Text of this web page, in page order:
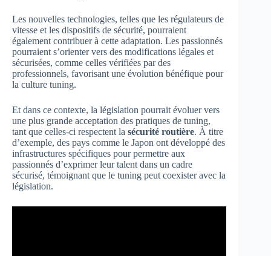
Les nouvelles technologies, telles que les régulateurs de
vitesse et les dispositifs de sécurité, pourraient
également contribuer à cette adaptation. Les passionnés
pourraient s’orienter vers des modifications légales et
sécurisées, comme celles vérifiées par des
professionnels, favorisant une évolution bénéfique pour
la culture tuning.
Et dans ce contexte, la législation pourrait évoluer vers
une plus grande acceptation des pratiques de tuning,
tant que celles-ci respectent la sécurité routière. À titre
d’exemple, des pays comme le Japon ont développé des
infrastructures spécifiques pour permettre aux
passionnés d’exprimer leur talent dans un cadre
sécurisé, témoignant que le tuning peut coexister avec la
législation.